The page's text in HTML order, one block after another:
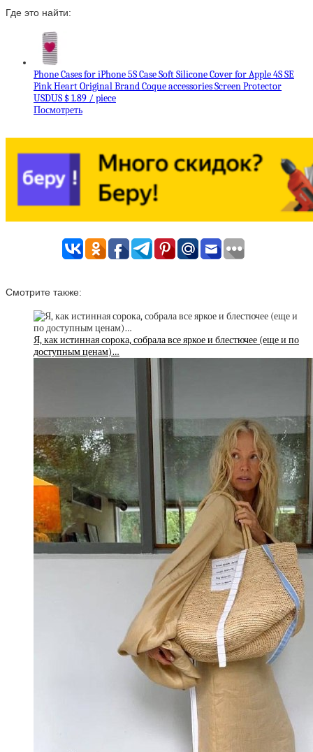
Где это найти:
Phone Cases for iPhone 5S Case Soft Silicone Cover for Apple 4S SE
Pink Heart Original Brand Coque accessories Screen Protector
USDUS $ 1.89 / piece
Посмотреть
Смотрите также:
Я, как истинная сорока, собрала все яркое и блестючее (еще и по
доступным ценам)…